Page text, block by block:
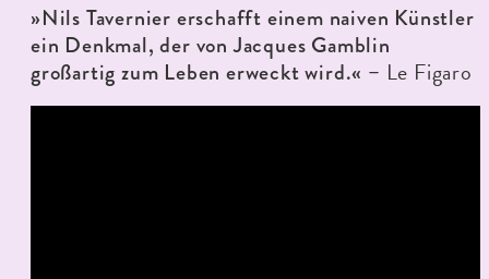
»Nils Tavernier erschafft einem naiven Künstler
ein Denkmal, der von Jacques Gamblin
großartig zum Leben erweckt wird.« – Le Figaro